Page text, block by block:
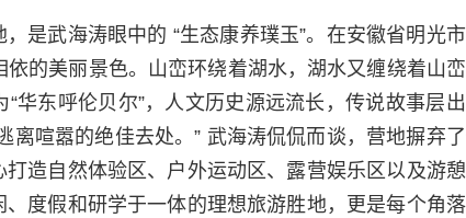
是武海涛眼中的 “生态康养璞玉”。在安徽省明光
的美丽景色。山峦环绕着湖水，湖水又缠绕着山
东呼伦贝尔”，人文历史源远流长，传说故事层出
喧嚣的绝佳去处。” 武海涛侃侃而谈，营地摒弃
造自然体验区、户外运动区、露营娱乐区以及游
度假和研学于一体的理想旅游胜地，更是每个角